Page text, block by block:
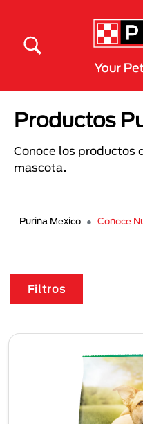
Productos
Conoce los productos
mascota.
Purina Mexico Conoce
Filtros